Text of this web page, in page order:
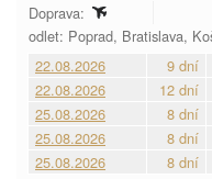
Doprava:
odlet: Poprad, Bratislava,
22.08.2026
9 dní
22.08.2026
12 dní
25.08.2026
8 dní
25.08.2026
8 dní
25.08.2026
8 dní